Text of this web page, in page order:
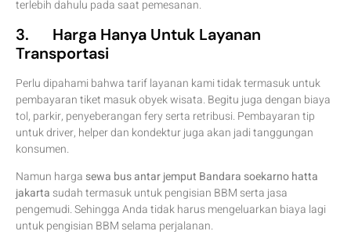
terlebih dahulu pada saat pemesanan.
3. Harga Hanya Untuk Layanan
Transportasi
Perlu dipahami bahwa tarif layanan kami tidak termasuk untuk
pembayaran tiket masuk obyek wisata. Begitu juga dengan biaya
tol, parkir, penyeberangan fery serta retribusi. Pembayaran tip
untuk driver, helper dan kondektur juga akan jadi tanggungan
konsumen.
Namun harga sewa bus antar jemput Bandara soekarno hatta
jakarta sudah termasuk untuk pengisian BBM serta jasa
pengemudi. Sehingga Anda tidak harus mengeluarkan biaya lagi
untuk pengisian BBM selama perjalanan.